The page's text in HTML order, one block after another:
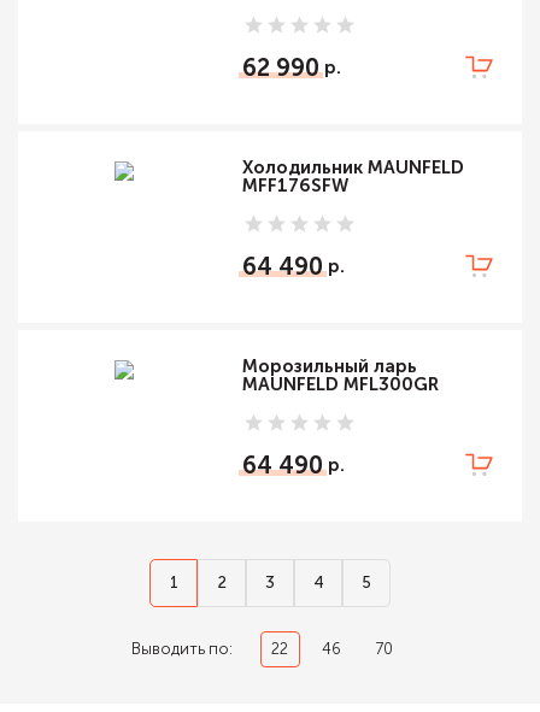
62 990
Холодильник MAUNFELD
MFF176SFW
64 490
Морозильный ларь
MAUNFELD MFL300GR
64 490
1 2 3 4 5
Выводить по: 22 46 70